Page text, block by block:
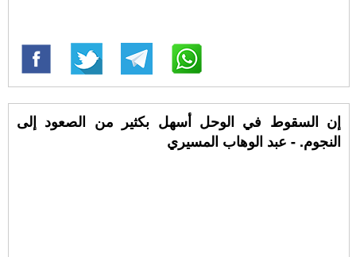
إن السقوط في الوحل أسهل بكثير من الصعود إلى
النجوم. - عبد الوهاب المسيري